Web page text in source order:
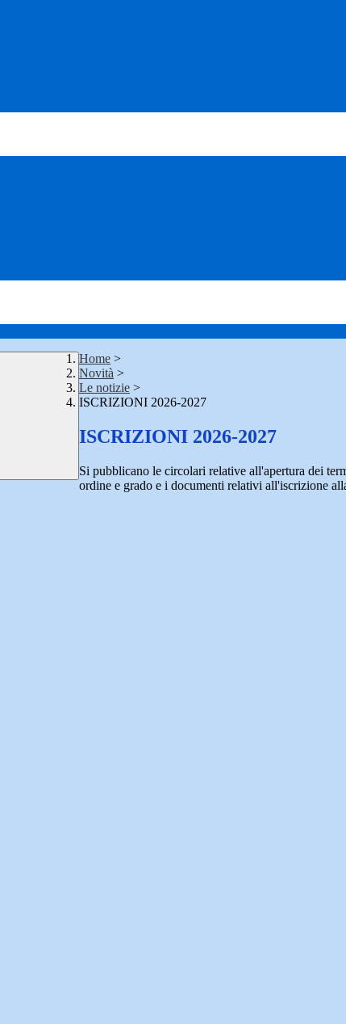
Home >
Novità >
Le notizie >
ISCRIZIONI 2026-2027
ISCRIZIONI 2026-2027
Si pubblicano le circolari relative all'apertura dei
ordine e grado e i documenti relativi all'iscrizione